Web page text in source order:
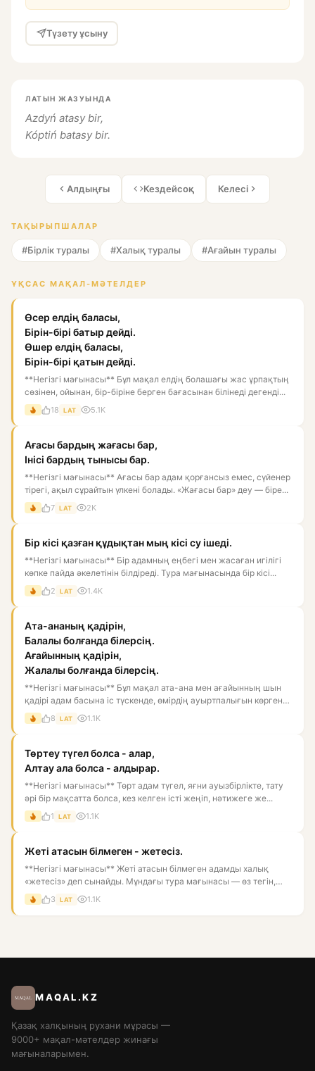
Түзету ұсыну
ЛАТЫН ЖАЗУЫНДА
Azdyń atasy bir,
Kóptiń batasy bir.
Алдыңғы Кездейсоқ Келесі
ТАҚЫРЫПШАЛАР
#Бірлік туралы #Халық туралы #Ағайын туралы
ҰҚСАС МАҚАЛ-МӘТЕЛДЕР
Өсер елдің баласы,
Бірін-бірі батыр дейді.
Өшер елдің баласы,
Бірін-бірі қатын дейді.
**Негізгі мағынасы** Бұл мақал елдің болашағы жас ұрпақтың
сөзінен, ойынан, бір-біріне берген бағасынан білінеді дегенді...
18 LAT 5.1K
Ағасы бардың жағасы бар,
Інісі бардың тынысы бар.
**Негізгі мағынасы** Ағасы бар адам қорғансыз емес, сүйенер
тірегі, ақыл сұрайтын үлкені болады. «Жағасы бар» деу — біре...
7 LAT 2K
Бір кісі қазған құдықтан мың кісі су ішеді.
**Негізгі мағынасы** Бір адамның еңбегі мен жасаған игілігі
көпке пайда әкелетінін білдіреді. Тура мағынасында бір кісі...
2 LAT 1.4K
Ата-ананың қадірін,
Балалы болғанда білерсің.
Ағайынның қадірін,
Жалалы болғанда білерсің.
**Негізгі мағынасы** Бұл мақал ата-ана мен ағайынның шын
қадірі адам басына іс түскенде, өмірдің ауыртпалығын көргенде
а...
8 LAT 1.1K
Төртеу түгел болса - алар,
Алтау ала болса - алдырар.
**Негізгі мағынасы** Төрт адам түгел, яғни ауызбірлікте, тату
әрі бір мақсатта болса, кез келген істі жеңіп, нәтижеге же...
1 LAT 1.1K
Жеті атасын білмеген - жетесіз.
**Негізгі мағынасы** Жеті атасын білмеген адамды халық
«жетесіз» деп сынайды. Мұндағы тура мағынасы — өз тегін,
ата-баба...
3 LAT 1.1K
MAQAL.KZ
Қазақ халқының рухани мұрасы —
9000+ мақал-мәтелдер жинағы
мағыналарымен.